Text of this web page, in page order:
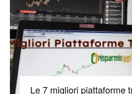
Le 7 migliori piattaforme